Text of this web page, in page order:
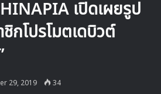
แอนิเมชั่นที่ดำเนินเรื่องราวการผจญ
มาจากภาพยนตร์มิวสิคัลแฟนตาซี
Studios ที่ฉายเมื่อปี
ร้องโดย Idina Menzel